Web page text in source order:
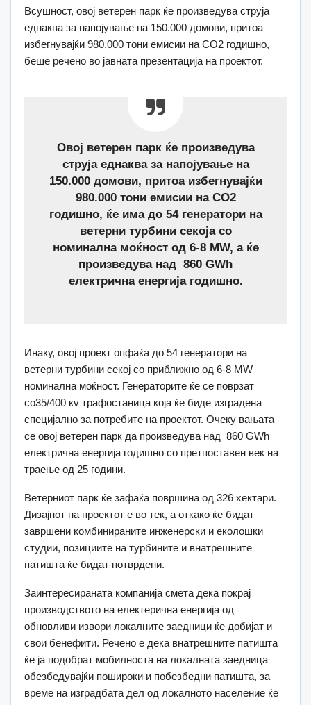
Всушност, овој ветерен парк ќе произведува струја
еднаква за напојување на 150.000 домови, притоа
избегнувајќи 980.000 тони емисии на CO2 годишно,
беше речено во јавната презентација на проектот.
Овој ветерен парк ќе произведува
струја еднаква за напојување на
150.000 домови, притоа избегнувајќи
980.000 тони емисии на CO2
годишно, ќе има до 54 генератори на
ветерни турбини секоја со
номинална моќност од 6-8 МW, а ќе
произведува над 860 GWh
електрична енергија годишно.
Инаку, овој проект опфаќа до 54 генератори на
ветерни турбини секој со приближно од 6-8 МW
номинална моќност. Генераторите ќе се поврзат
со35/400 кv трафостаница која ќе биде изградена
специјално за потребите на проектот. Очеку вањата
се овој ветерен парк да произведува над 860 GWh
електрична енергија годишно со претпоставен век на
траење од 25 години.
Ветерниот парк ќе зафаќа површина од 326 хектари.
Дизајнот на проектот е во тек, а откако ќе бидат
завршени комбинираните инженерски и еколошки
студии, позициите на турбините и внатрешните
патишта ќе бидат потврдени.
Заинтересираната компанија смета дека покрај
производството на електерична енергија од
обновливи извори локалните заедници ќе добијат и
свои бенефити. Речено е дека внатрешните патишта
ќе ја подобрат мобилноста на локалната заедница
обезбедувајќи пошироки и побезбедни патишта, за
време на изградбата дел од локалното население ќе